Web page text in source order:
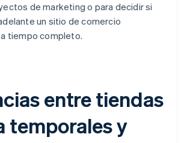
de marketing o para decidir si
un sitio de comercio
tiempo completo.
entre tiendas
temporales y